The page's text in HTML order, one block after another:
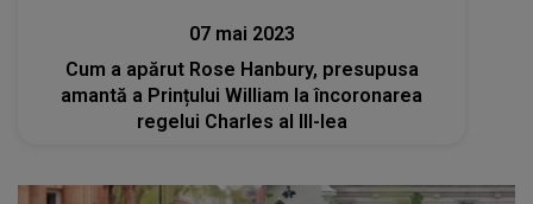
07 mai 2023
Cum a apărut Rose Hanbury, presupusa
amantă a Prințului William la încoronarea
regelui Charles al III-lea